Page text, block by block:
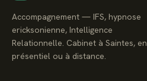
Accompagnement — IFS, hypnose
ericksonienne, Intelligence
Relationnelle. Cabinet à Saintes, en
présentiel ou à distance.